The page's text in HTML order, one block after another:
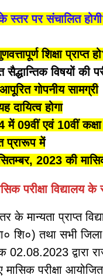
के स्तर पर संचालित
शिक्षा प्राप्त
सैद्धान्तिक विषयों की
गोपनीय सामग्री
दायित्व होगा
09वीं एवं 10वीं
प्रारूप में
2023 की
परीक्षा विद्यालय
के मान्यता प्राप्त
शि०) तथा सभी
द्वारा
मासिक परीक्षा